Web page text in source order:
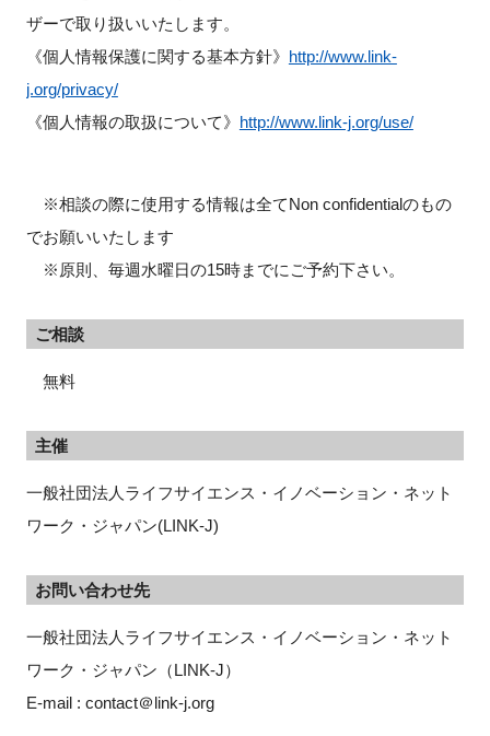
ザーで取り扱いいたします。
《個人情報保護に関する基本方針》 http://www.link-
j.org/privacy/
《個人情報の取扱について》 http://www.link-j.org/use/
※相談の際に使用する情報は全てNon confidentialのもの
でお願いいたします
※原則、毎週水曜日の15時までにご予約下さい。
ご相談
無料
主催
一般社団法人ライフサイエンス・イノベーション・ネット
ワーク・ジャパン(LINK-J)
お問い合わせ先
一般社団法人ライフサイエンス・イノベーション・ネット
ワーク・ジャパン（LINK-J）
E-mail : contact＠link-j.org